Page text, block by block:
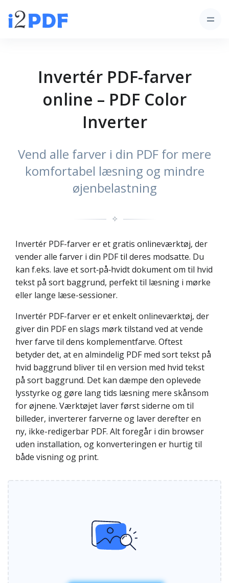
Invertér PDF-farver
online – PDF Color
Inverter
Vend alle farver i din PDF for mere
komfortabel læsning og mindre
øjenbelastning
✧
Invertér PDF-farver er et gratis onlineværktøj, der
vender alle farver i din PDF til deres modsatte. Du
kan f.eks. lave et sort‑på‑hvidt dokument om til hvid
tekst på sort baggrund, perfekt til læsning i mørke
eller lange læse-sessioner.
Invertér PDF-farver er et enkelt onlineværktøj, der
giver din PDF en slags mørk tilstand ved at vende
hver farve til dens komplementfarve. Oftest
betyder det, at en almindelig PDF med sort tekst på
hvid baggrund bliver til en version med hvid tekst
på sort baggrund. Det kan dæmpe den oplevede
lysstyrke og gøre lang tids læsning mere skånsom
for øjnene. Værktøjet laver først siderne om til
billeder, inverterer farverne og laver derefter en
ny, ikke-redigerbar PDF. Alt foregår i din browser
uden installation, og konverteringen er hurtig til
både visning og print.